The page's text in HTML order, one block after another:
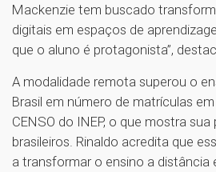
Mackenzie tem buscado
digitais em espaços de
que o aluno é protagonista”,
A modalidade remota superou o
Brasil em número de matrículas
CENSO do INEP, o que mostra
brasileiros. Rinaldo acredita que
a transformar o ensino a distância